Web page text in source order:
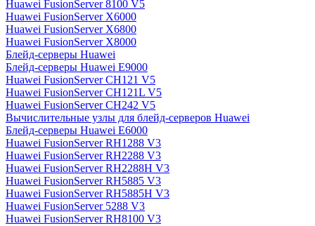
Huawei FusionServer 8100 V5
Huawei FusionServer X6000
Huawei FusionServer X6800
Huawei FusionServer X8000
Блейд-серверы Huawei
Блейд-серверы Huawei E9000
Huawei FusionServer CH121 V5
Huawei FusionServer CH121L V5
Huawei FusionServer CH242 V5
Вычислительные узлы для блейд-серверов Huawei
Блейд-серверы Huawei E6000
Huawei FusionServer RH1288 V3
Huawei FusionServer RH2288 V3
Huawei FusionServer RH2288H V3
Huawei FusionServer RH5885 V3
Huawei FusionServer RH5885H V3
Huawei FusionServer 5288 V3
Huawei FusionServer RH8100 V3